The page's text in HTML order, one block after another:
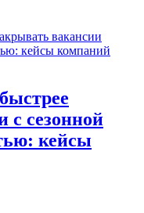
с сезонной
кейсы